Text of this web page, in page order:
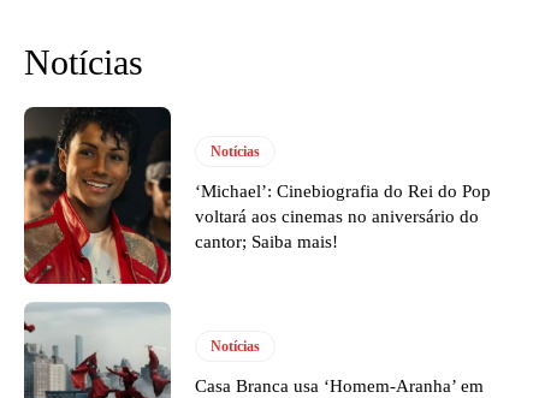
Notícias
Notícias
‘Michael’: Cinebiografia do Rei do Pop
voltará aos cinemas no aniversário do
cantor; Saiba mais!
Notícias
Casa Branca usa ‘Homem-Aranha’ em